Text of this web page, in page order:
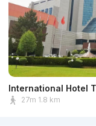
International Hotel
27m 1.8 km